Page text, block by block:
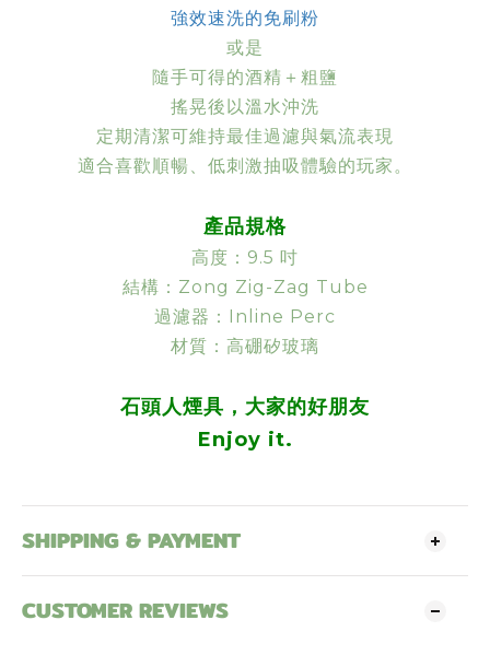
強效速洗的免刷粉
或是
隨手可得的酒精＋粗鹽
搖晃後以溫水沖洗
定期清潔可維持最佳過濾與氣流表現
適合喜歡順暢、低刺激抽吸體驗的玩家。
產品規格
高度：9.5 吋
結構：Zong Zig-Zag Tube
過濾器：Inline Perc
材質：高硼矽玻璃
石頭人煙具，大家的好朋友
Enjoy it.
SHIPPING & PAYMENT
CUSTOMER REVIEWS